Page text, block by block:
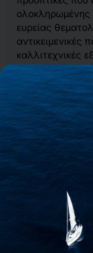
ολοκληρωμένης
ευρείας
αντικειμενικές
καλλιτεχνικές
με τον χορό
παράλληλα με
δημιουργήσουν
ιδεών.
ΕΙΠΑΝ ΓΙΑ
«Μια
ευρύ κοινό που
και σώματος,
κίνησης, για
κιναισθησία
θεραπευτικές
Hiie Saumaa,
«Η Κάρκου και
διαφορετικά